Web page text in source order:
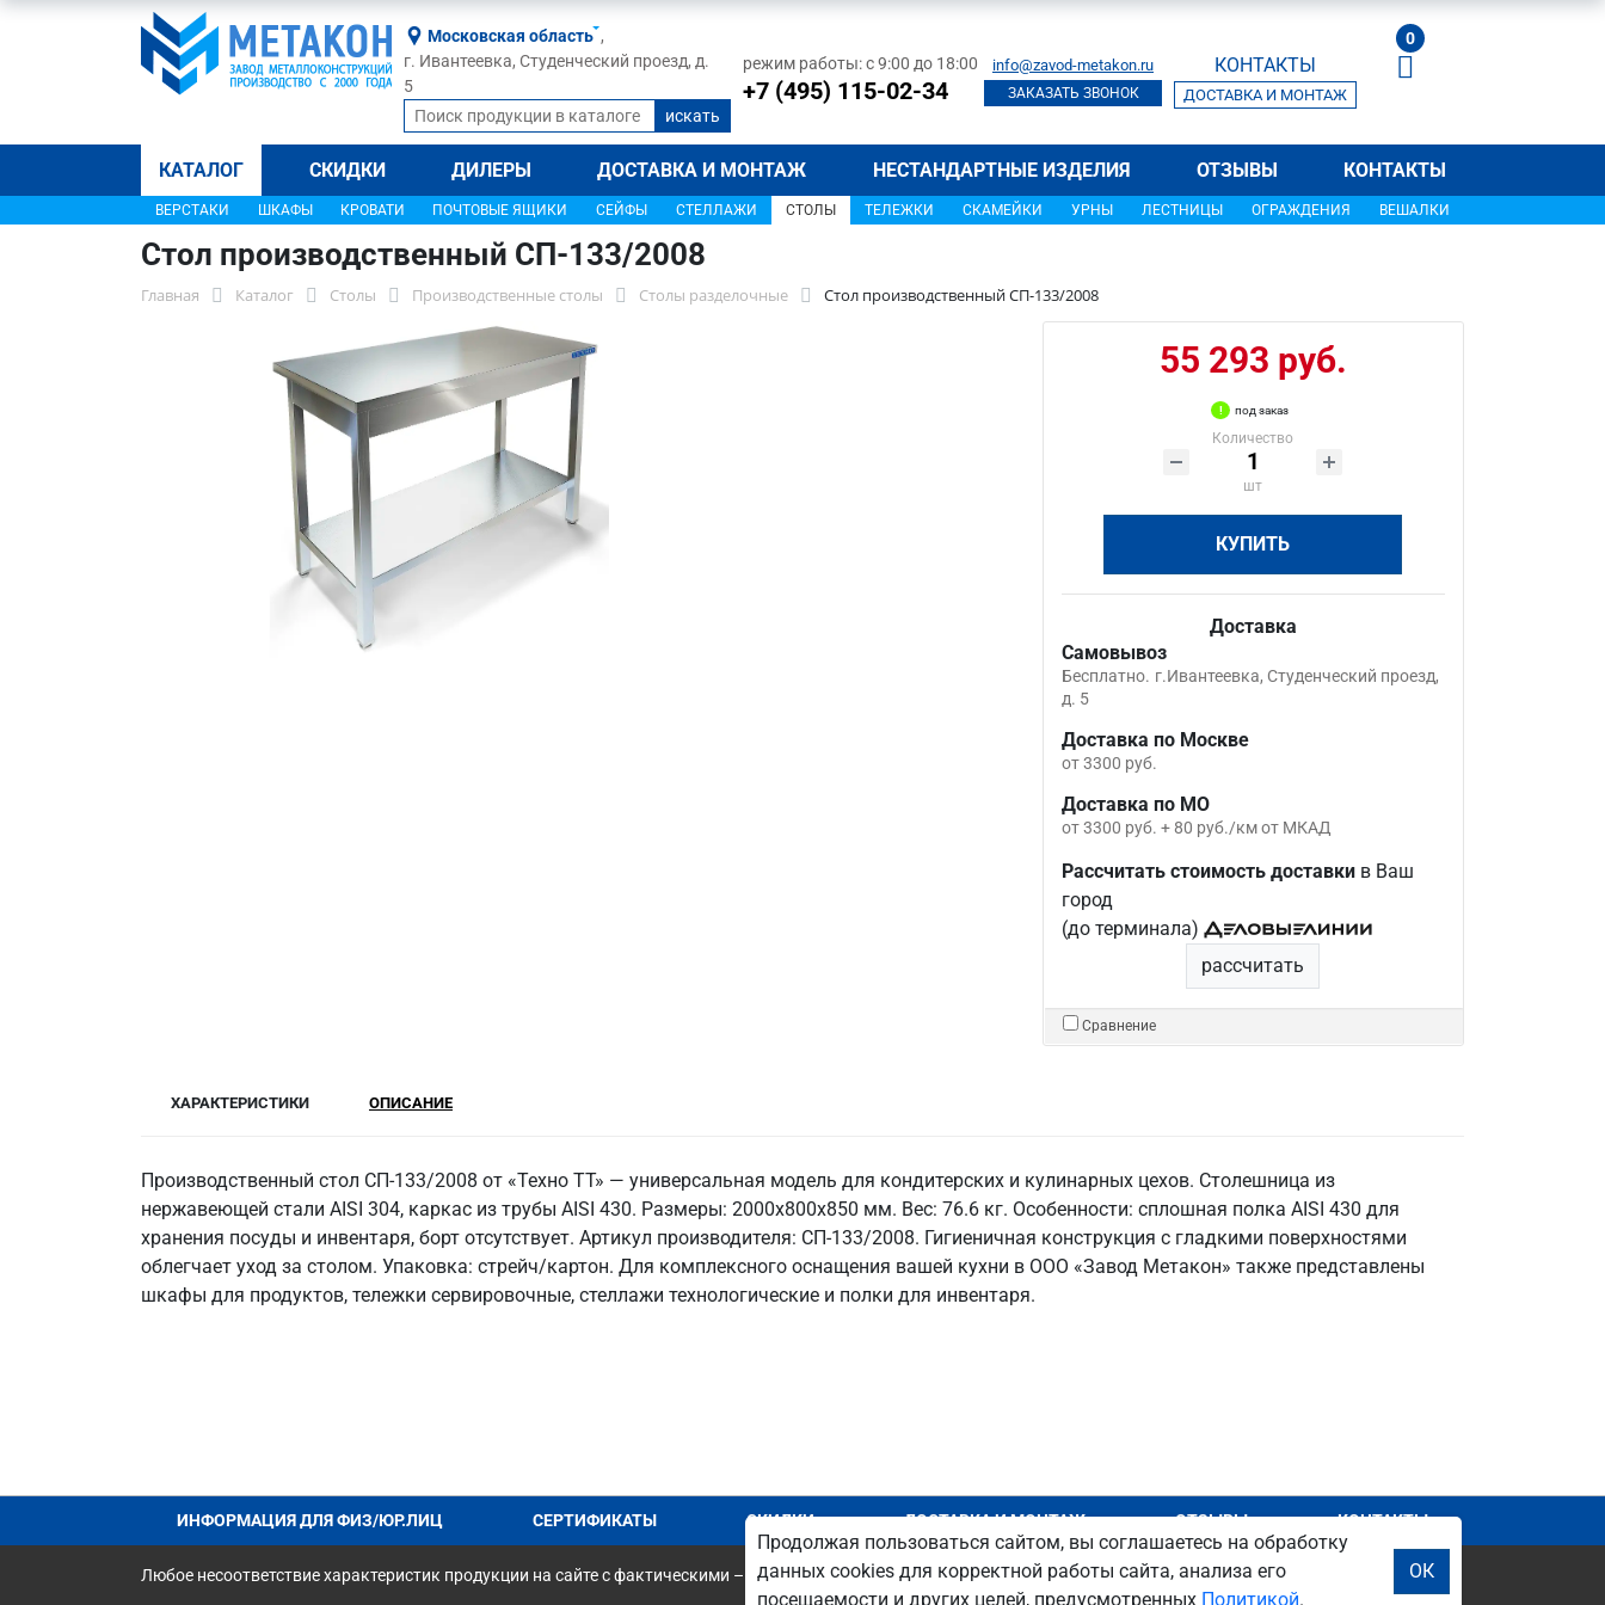
Московская область ,
г. Ивантеевка, Студенческий проезд, д.
5
режим работы: с 9:00 до 18:00
+7 (495) 115-02-34
info@zavod-metakon.ru
ЗАКАЗАТЬ ЗВОНОК
КОНТАКТЫ
ДОСТАВКА И МОНТАЖ
0
КАТАЛОГ СКИДКИ ДИЛЕРЫ ДОСТАВКА И МОНТАЖ НЕСТАНДАРТНЫЕ ИЗДЕЛИЯ ОТЗЫВЫ КОНТАКТЫ
ВЕРСТАКИ ШКАФЫ КРОВАТИ ПОЧТОВЫЕ ЯЩИКИ СЕЙФЫ СТЕЛЛАЖИ СТОЛЫ ТЕЛЕЖКИ СКАМЕЙКИ УРНЫ ЛЕСТНИЦЫ ОГРАЖДЕНИЯ ВЕШАЛКИ
Стол производственный СП-133/2008
Главная Каталог Столы Производственные столы Столы разделочные Стол производственный СП-133/2008
55 293 руб.
под заказ
Количество
шт
КУПИТЬ
Доставка
Самовывоз
Бесплатно. г.Ивантеевка, Студенческий проезд,
д. 5
Доставка по Москве
от 3300 руб.
Доставка по МО
от 3300 руб. + 80 руб./км от МКАД
Рассчитать стоимость доставкив Ваш
город
(до терминала)
рассчитать
Сравнение
ХАРАКТЕРИСТИКИ ОПИСАНИЕ
Производственный стол СП-133/2008 от «Техно ТТ» — универсальная модель для кондитерских и кулинарных цехов. Столешница из
нержавеющей стали AISI 304, каркас из трубы AISI 430. Размеры: 2000x800x850 мм. Вес: 76.6 кг. Особенности: сплошная полка AISI 430 для
хранения посуды и инвентаря, борт отсутствует. Артикул производителя: СП-133/2008. Гигиеничная конструкция с гладкими поверхностями
облегчает уход за столом. Упаковка: стрейч/картон. Для комплексного оснащения вашей кухни в ООО «Завод Метакон» также представлены
шкафы для продуктов, тележки сервировочные, стеллажи технологические и полки для инвентаря.
ИНФОРМАЦИЯ ДЛЯ ФИЗ/ЮР.ЛИЦ СЕРТИФИКАТЫ СКИДКИ ДОСТАВКА И МОНТАЖ ОТЗЫВЫ КОНТАКТЫ
Любое несоответствие характеристик продукции на сайте с фактическими – является опечаткой.
Продолжая пользоваться сайтом, вы соглашаетесь на обработку
данных cookies для корректной работы сайта, анализа его
посещаемости и других целей, предусмотренных Политикой.
ОК